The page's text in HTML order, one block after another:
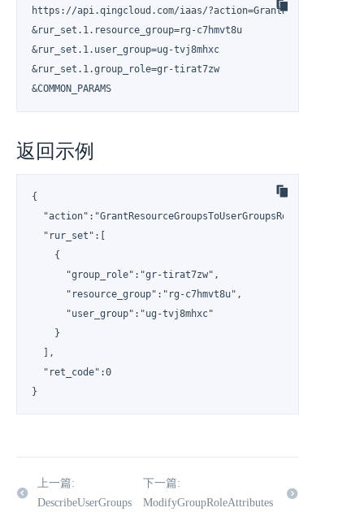
https://api.qingcloud.com/iaas/
&rur_set.1.resource_group=rg-c7hmvt8u
&rur_set.1.user_group=ug-tvj8mhxc
&rur_set.1.group_role=gr-tirat7zw
&COMMON_PARAMS
返回示例
{
  "action":"GrantResourceGroupsToUserGroupsResponse",
  "rur_set":[
    {
      "group_role":"gr-tirat7zw",
      "resource_group":"rg-c7hmvt8u",
      "user_group":"ug-tvj8mhxc"
    }
  ],
  "ret_code":0
}
上一篇:
DescribeUserGroups
下一篇:
ModifyGroupRoleAttributes